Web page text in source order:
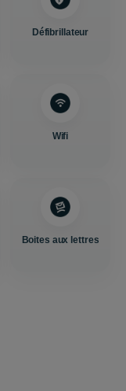
Défibrillateur
Wifi
Boites aux lettres